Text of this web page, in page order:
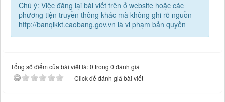
Chú ý: Việc đăng lại bài viết trên ở website hoặc các
phương tiện truyền thông khác mà không ghi rõ nguồn
http://banqlkkt.caobang.gov.vn là vi phạm bản quyền
Tổng số điểm của bài viết là: 0 trong 0 đánh giá
Click để đánh giá bài viết